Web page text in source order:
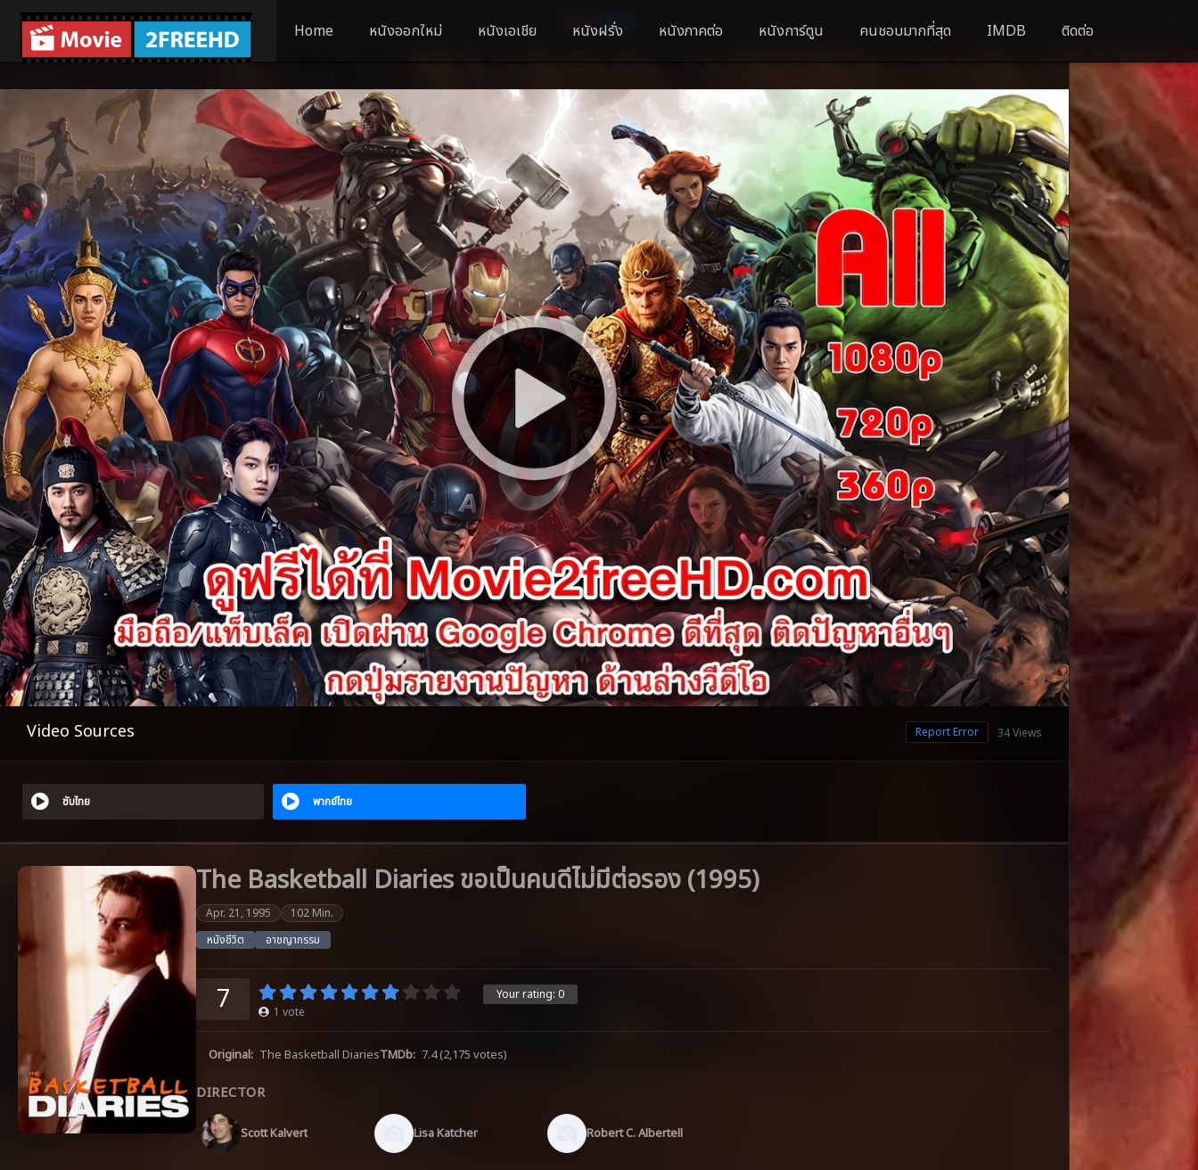
Home หนังออกใหม่ หนังเอเชีย หนังฝรั่ง หนังภาคต่อ หนังการ์ตูน คนชอบมากที่สุด IMDB ติดต่อ
Video Sources 34 Views
Report Error
ซับไทย พากย์ไทย
The Basketball Diaries ขอเป็นคนดีไม่มีต่อรอง (1995)
Apr. 21, 1995
102 Min.
หนังชีวิต
อาชญากรรม
Your rating: 0
7 1 vote
Original: The Basketball DiariesTMDb: 7.4(2,175 votes)
DIRECTOR
Scott Kalvert Lisa Katcher Robert C. Albertell